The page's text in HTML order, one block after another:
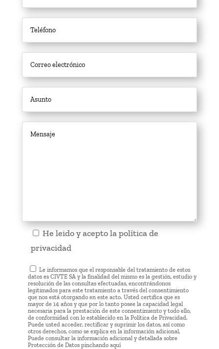
He leido y acepto lapolítica de
privacidad
Le informamos que el responsable del tratamiento de estos
datos es CIVTE SA y la finalidad del mismo es la gestión, estudio y
resolución de las consultas efectuadas, encontrándonos
legitimados para este tratamiento a través del consentimiento
que nos está otorgando en este acto. Usted certifica que es
mayor de 14 años y que por lo tanto posee la capacidad legal
necesaria para la prestación de este consentimiento y todo ello,
de conformidad con lo establecido en la Política de Privacidad.
Puede usted acceder, rectificar y suprimir los datos, así como
otros derechos, como se explica en la información adicional.
Puede consultar la información adicional y detallada sobre
Protección de Datos pinchando aquí